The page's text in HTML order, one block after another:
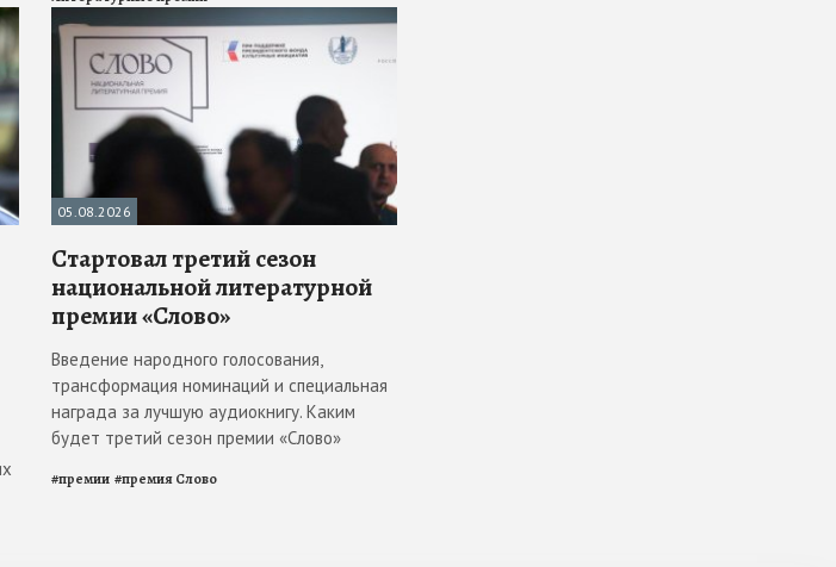
05.08.2026
Стартовал третий сезон
национальной литературной
премии «Слово»
Введение народного голосования,
трансформация номинаций и специальная
награда за лучшую аудиокнигу. Каким
будет третий сезон премии «Слово»
#премии #премия Слово